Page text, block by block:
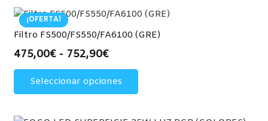
hasta
9,00€
variantes.
Las
¡OFERTA!
Filtro FS500/FS550/FA6100 (GRE)
475,00€ - 752,90€Rango
de
precios:
desde
Seleccionar opciones